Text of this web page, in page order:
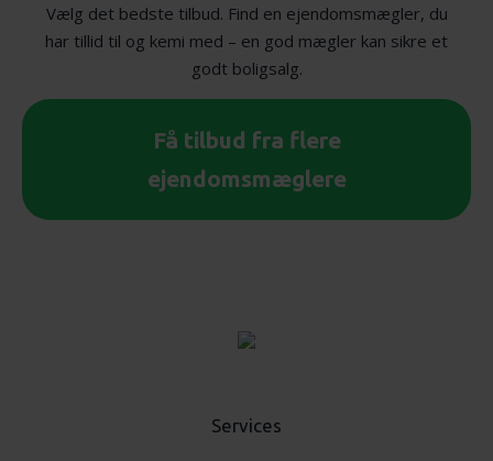
Vælg det bedste tilbud. Find en ejendomsmægler, du
har tillid til og kemi med – en god mægler kan sikre et
godt boligsalg.
Få tilbud fra flere
ejendomsmæglere
Services